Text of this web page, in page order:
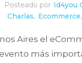
Posteado por Id4you
Charlas, Ecommerce,
Aires el
más